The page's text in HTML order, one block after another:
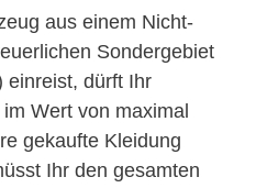
aus einem Nicht-
Sondergebiet
einreist, dürft Ihr
Wert von maximal
gekaufte Kleidung
Ihr den gesamten